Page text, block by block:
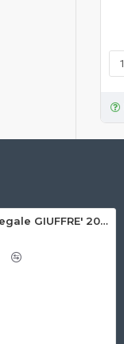
Agenda legale GIUFFRE' 2027 - Udienza